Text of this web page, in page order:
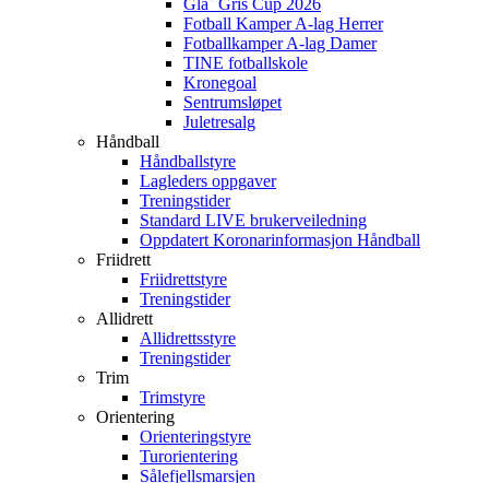
Fotball Kamper A-lag Herrer
Fotballkamper A-lag Damer
TINE fotballskole
Kronegoal
Sentrumsløpet
Juletresalg
Håndball
Håndballstyre
Lagleders oppgaver
Treningstider
Standard LIVE brukerveiledning
Oppdatert Koronarinformasjon Håndball
Friidrett
Friidrettstyre
Treningstider
Allidrett
Allidrettsstyre
Treningstider
Trim
Trimstyre
Orientering
Orienteringstyre
Turorientering
Sålefjellsmarsjen